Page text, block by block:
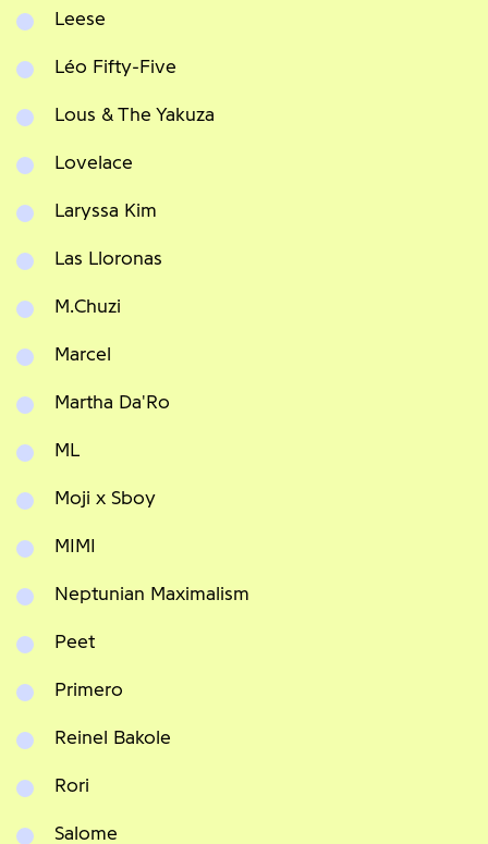
Leese
Léo Fifty-Five
Lous & The Yakuza
Lovelace
Laryssa Kim
Las Lloronas
M.Chuzi
Marcel
Martha Da'Ro
ML
Moji x Sboy
MIMI
Neptunian Maximalism
Peet
Primero
Reinel Bakole
Rori
Salome